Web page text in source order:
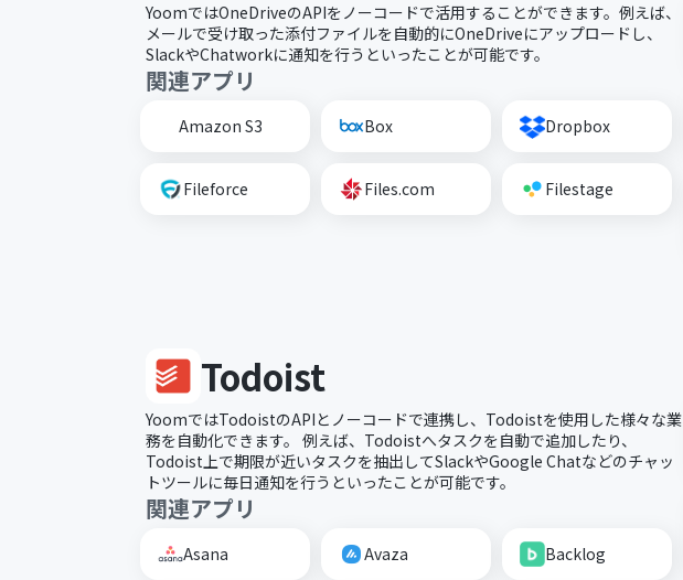
YoomではOneDriveのAPIをノーコードで活用することができます。例えば、
メールで受け取った添付ファイルを自動的にOneDriveにアップロードし、
SlackやChatworkに通知を行うといったことが可能です。
関連アプリ
Amazon S3 Box Dropbox
Fileforce Files.com Filestage
Todoist
YoomではTodoistのAPIとノーコードで連携し、Todoistを使用した様々な業
務を自動化できます。 例えば、Todoistへタスクを自動で追加したり、
Todoist上で期限が近いタスクを抽出してSlackやGoogle Chatなどのチャッ
トツールに毎日通知を行うといったことが可能です。
関連アプリ
Asana Avaza Backlog